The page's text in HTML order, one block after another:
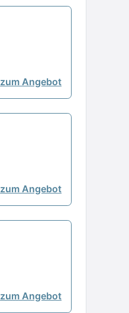
zum Angebot
zum Angebot
zum Angebot